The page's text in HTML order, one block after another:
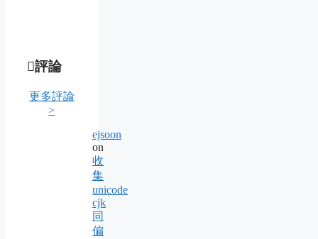
評論
更多評論
>
ejsoon
on
收
集
unicode
cjk
同
偏